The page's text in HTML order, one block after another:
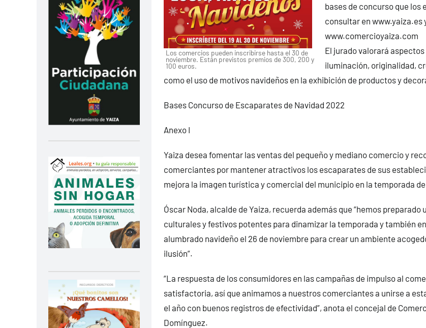
Los comercios pueden inscribirse hasta el 30 de
noviembre. Están previstos premios de 300, 200 y
100 euros.
bases de concurso que los
consultar en www.yaiza.es
www.comercioyaiza.com
El jurado valorará
iluminación, originalidad,
como el uso de motivos navideños en la exhibición de productos y
Bases Concurso de Escaparates de Navidad 2022
Anexo I
Yaiza desea fomentar las ventas del pequeño y mediano comercio y
comerciantes por mantener atractivos los escaparates de sus
mejora la imagen turística y comercial del municipio en la temporada de
Óscar Noda, alcalde de Yaiza, recuerda además que “hemos preparado
culturales y festivos potentes para dinamizar la temporada y también
alumbrado navideño el 26 de noviembre para crear un ambiente
ilusión”.
“La respuesta de los consumidores en las campañas de impulso al
satisfactoria, así que animamos a nuestros comerciantes a unirse a
el año con buenos registros de efectividad”, anota el concejal de
Domínguez.